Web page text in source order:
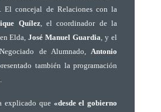
El concejal de Relaciones con la
Quílez, el coordinador de la
Elda,José Manuel Guardia, y el
de Alumnado,Antonio
también la programación
explicado que «desde el gobierno